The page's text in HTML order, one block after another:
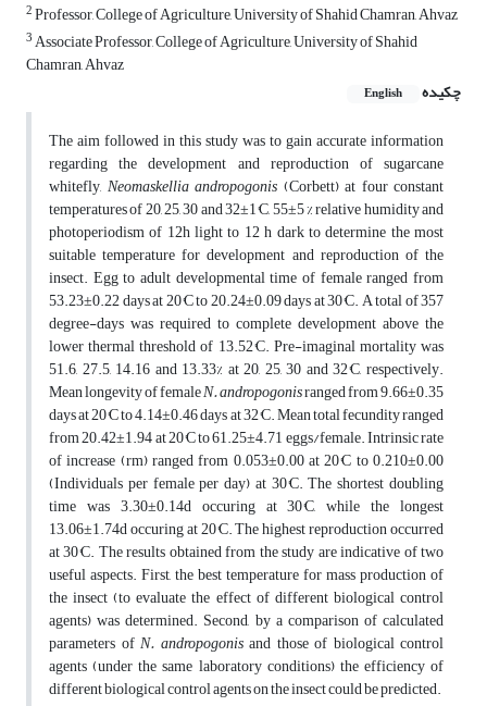
2Professor, College of Agriculture, University of Shahid Chamran, Ahvaz
3Associate Professor, College of Agriculture, University of Shahid
Chamran, Ahvaz
چکیده
English
The aim followed in this study was to gain accurate information
regarding the development and reproduction of sugarcane
whitefly, Neomaskellia andropogonis (Corbett) at four constant
temperatures of 20, 25, 30 and 32±1°C, 55±5 % relative humidity and
photoperiodism of 12h light to 12 h dark to determine the most
suitable temperature for development and reproduction of the
insect. Egg to adult developmental time of female ranged from
53.23±0.22 days at 20°C to 20.24±0.09 days at 30°C. A total of 357
degree-days was required to complete development above the
lower thermal threshold of 13.52°C. Pre-imaginal mortality was
51.6, 27.5, 14.16 and 13.33% at 20, 25, 30 and 32°C, respectively.
Mean longevity of femaleN. andropogonisranged from 9.66±0.35
days at 20°C to 4.14±0.46 days at 32°C. Mean total fecundity ranged
from 20.42±1.94 at 20°C to 61.25±4.71 eggs/female. Intrinsic rate
of increase (rm) ranged from 0.053±0.00 at 20°C to 0.210±0.00
(Individuals per female per day) at 30°C. The shortest doubling
time was 3.30±0.14d occuring at 30°C, while the longest
13.06±1.74d occuring at 20°C. The highest reproduction occurred
at 30°C. The results obtained from the study are indicative of two
useful aspects. First, the best temperature for mass production of
the insect (to evaluate the effect of different biological control
agents) was determined. Second, by a comparison of calculated
parameters ofN. andropogonisand those of biological control
agents (under the same laboratory conditions) the efficiency of
different biological control agents on the insect could be predicted.